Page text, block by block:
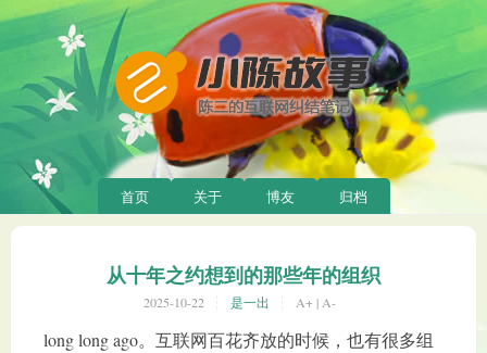
首页 关于 博友 归档
从十年之约想到的那些年的组织
2025-10-22 是一出 A+ |A-
long long ago。互联网百花齐放的时候，也有很多组